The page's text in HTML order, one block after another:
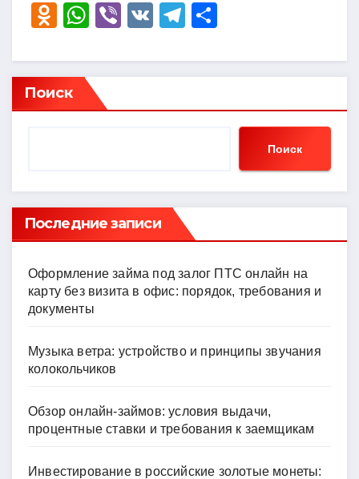
O
n
o
kl
ni
ki
W
at
s
A
Vi
er
V
T
e
a
р
в
ть
Поиск
Поиск
Последние записи
Оформление займа под залог ПТС онлайн на
карту без визита в офис: порядок, требования и
документы
Музыка ветра: устройство и принципы звучания
колокольчиков
Обзор онлайн-займов: условия выдачи,
процентные ставки и требования к заемщикам
Инвестирование в российские золотые монеты: